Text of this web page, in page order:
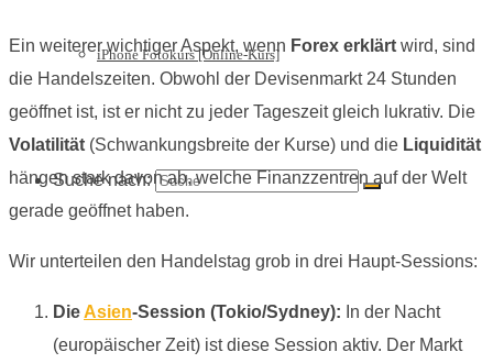
iPhone Fotokurs [Online-Kurs]
Suche nach:
Ein weiterer wichtiger Aspekt, wenn Forex erklärt wird, sind
die Handelszeiten. Obwohl der Devisenmarkt 24 Stunden
geöffnet ist, ist er nicht zu jeder Tageszeit gleich lukrativ. Die
Volatilität (Schwankungsbreite der Kurse) und die Liquidität
hängen stark davon ab, welche Finanzzentren auf der Welt
gerade geöffnet haben.
Wir unterteilen den Handelstag grob in drei Haupt-Sessions:
Die Asien-Session (Tokio/Sydney): In der Nacht
(europäischer Zeit) ist diese Session aktiv. Der Markt